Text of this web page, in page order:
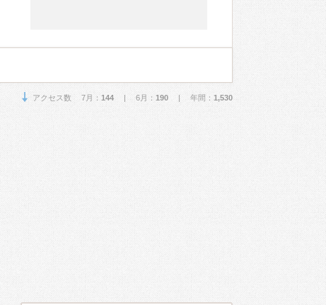
アクセス数 7月： 144 | 6月： 190 | 年間： 1,530